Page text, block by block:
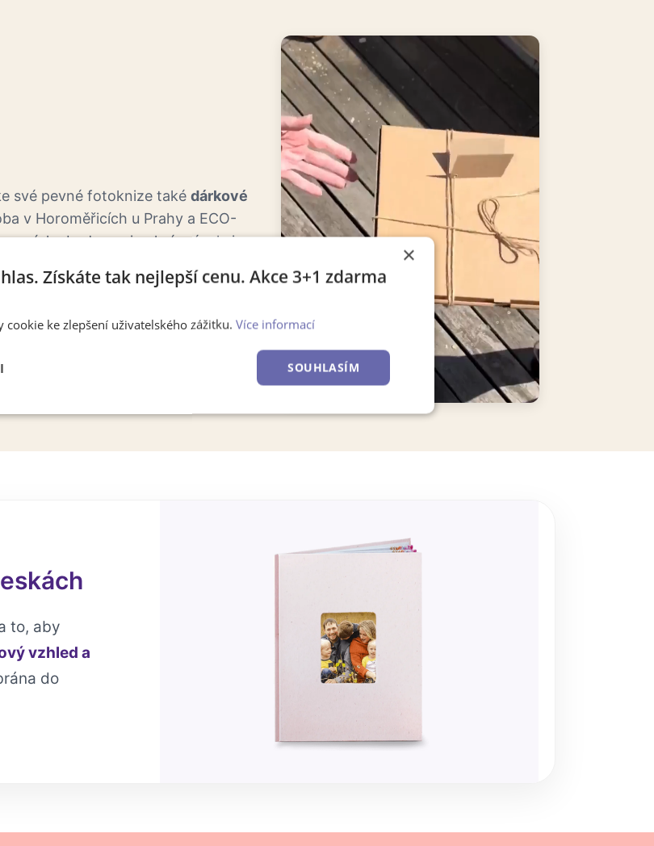
své pevné fotoknize také dárkové
v Horoměřicích u Prahy a ECO-
budou nejen krásné, ale i
to, aby
vzhled a
do
×
Získáte tak nejlepší cenu. Akce 3+1 zdarma
ke zlepšení uživatelského zážitku. Více informací
SOUHLASÍM
Soubory cílení Funkční soubory
Nezařazené